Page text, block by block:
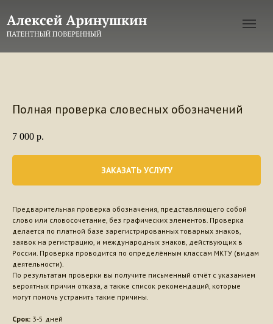
Полная проверка словесных обозначений
7 000 р.
ЗАКАЗАТЬ УСЛУГУ
Предварительная проверка обозначения, представляющего собой
слово или словосочетание, без графических элементов. Проверка
делается по платной базе зарегистрированных товарных знаков,
заявок на регистрацию, и международных знаков, действующих в
России. Проверка проводится по определённым классам МКТУ (видам
деятельности).
По результатам проверки вы получите письменный отчёт с указанием
вероятных причин отказа, а также список рекомендаций, которые
могут помочь устранить такие причины.
Срок: 3-5 дней